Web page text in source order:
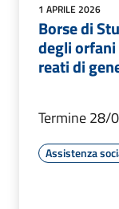
1 APRILE 2026
Borse di
degli
reati di
Termine 28/
Assistenza